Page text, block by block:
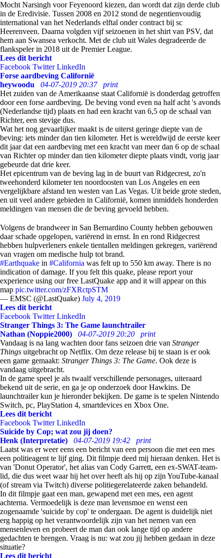
Mocht Narsingh voor Feyenoord kiezen, dan wordt dat zijn derde club
in de Eredivisie. Tussen 2008 en 2012 stond de negentienvoudig
international van het Nederlands elftal onder contract bij sc
Heerenveen. Daarna volgden vijf seizoenen in het shirt van PSV, dat
hem aan Swansea verkocht. Met de club uit Wales degradeerde de
flankspeler in 2018 uit de Premier League.
Lees dit bericht
Facebook Twitter LinkedIn
Forse aardbeving Californië
heywoodu
04-07-2019 20:37
print
Het zuiden van de Amerikaanse staat Californië is donderdag getroffen
door een forse aardbeving. De beving vond even na half acht 's avonds
(Nederlandse tijd) plaats en had een kracht van 6,5 op de schaal van
Richter, een stevige dus.
Wat het nog gevaarlijker maakt is de uiterst geringe diepte van de
beving: iets minder dan tien kilometer. Het is wereldwijd de eerste keer
dit jaar dat een aardbeving met een kracht van meer dan 6 op de schaal
van Richter op minder dan tien kilometer diepte plaats vindt, vorig jaar
gebeurde dat drie keer.
Het epicentrum van de beving lag in de buurt van Ridgecrest, zo'n
tweehonderd kilometer ten noordoosten van Los Angeles en een
vergelijkbare afstand ten westen van Las Vegas. Uit beide grote steden,
en uit veel andere gebieden in Californië, komen inmiddels honderden
meldingen van mensen die de beving gevoeld hebben.
Volgens de brandweer in San Bernardino County hebben gebouwen
daar schade opgelopen, variërend in ernst. In en rond Ridgecrest
hebben hulpverleners enkele tientallen meldingen gekregen, variërend
van vragen om medische hulp tot brand.
#Earthquake in #California was felt up to 550 km away. There is no
indication of damage. If you felt this quake, please report your
experience using our free LastQuake app and it will appear on this
map pic.twitter.com/zFXRctpSTM
— EMSC (@LastQuake) July 4, 2019
Lees dit bericht
Facebook Twitter LinkedIn
Stranger Things 3: The Game launchtrailer
Nathan (Noppie2000)
04-07-2019 20:20
print
Vandaag is na lang wachten door fans seizoen drie van Stranger
Things uitgebracht op Netflix. Om deze release bij te staan is er ook
een game gemaakt: Stranger Things 3: The Game. Ook deze is
vandaag uitgebracht.
In de game speel je als twaalf verschillende personages, uiteraard
bekend uit de serie, en ga je op onderzoek door Hawkins. De
launchtrailer kun je hieronder bekijken. De game is te spelen Nintendo
Switch, pc, PlayStation 4, smartdevices en Xbox One.
Lees dit bericht
Facebook Twitter LinkedIn
Suicide by Cop; wat zou jij doen?
Henk (Interpretatie)
04-07-2019 19:42
print
Laatst was er weer eens een bericht van een persoon die met een mes
een politieagent te lijf ging. Dit filmpje deed mij hieraan denken. Het is
van 'Donut Operator', het alias van Cody Garrett, een ex-SWAT-team-
lid, die dus weet waar hij het over heeft als hij op zijn YouTube-kanaal
(of stream via Twitch) diverse politiegerelateerde zaken behandeld.
In dit filmpje gaat een man, gewapend met een mes, een agent
achterna. Vermoedelijk is deze man levensmoe en wenst een
zogenaamde 'suicide by cop' te ondergaan. De agent is duidelijk niet
erg happig op het verantwoordelijk zijn van het nemen van een
mensenleven en probeert de man dan ook lange tijd op andere
gedachten te brengen. Vraag is nu: wat zou jij hebben gedaan in deze
situatie?
Lees dit bericht